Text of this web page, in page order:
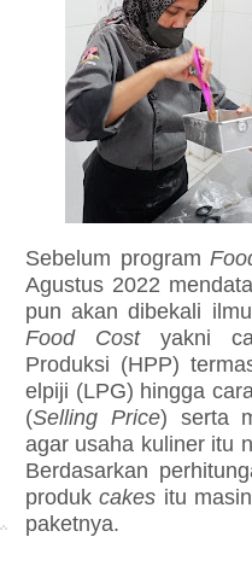
Sebelum program
Agustus 2022
pun akan dibekali
Food Costyakni
Produksi (HPP)
elpiji (LPG) hingga
(Selling Price) serta
agar usaha kuliner itu
Berdasarkan
produkcakes itu
paketnya.